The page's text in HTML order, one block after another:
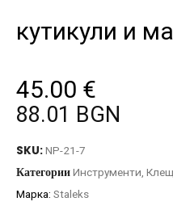
кутикули и
45.00 €
88.01 BGN
SKU:NP-21-7
КатегорииИнструменти
Марка: Staleks